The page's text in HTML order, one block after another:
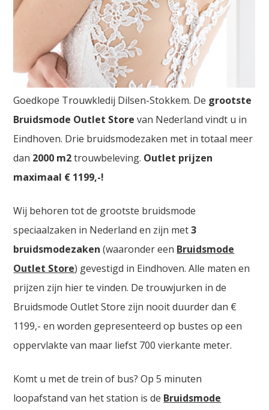
Goedkope Dilsen-Stokkem
Goedkope Trouwkledij Dilsen-Stokkem. De grootste
Bruidsmode Outlet Store van Nederland vindt u in
Eindhoven. Drie bruidsmodezaken met in totaal meer
dan 2000 m2trouwbeleving. Outlet prijzen
maximaal € 1199,-!
Wij behoren tot de grootste bruidsmode
speciaalzaken in Nederland en zijn met3
bruidsmodezaken (waaronder een Bruidsmode
Outlet Store) gevestigd in Eindhoven. Alle maten en
prijzen zijn hier te vinden. De trouwjurken in de
Bruidsmode Outlet Store zijn nooit duurder dan €
1199,- en worden gepresenteerd op bustes op een
oppervlakte van maar liefst 700 vierkante meter.
Komt u met de trein of bus? Op 5 minuten
loopafstand van het station is de Bruidsmode